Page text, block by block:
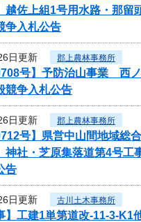
佐上組1号用水路・那留
争入札公告
日更新 郡上農林事務所
号】予防治山事業 西
競争入札公告
日更新 郡上農林事務所
号】県営中山間地域
社・芝原集落道第4号工
告
日更新 古川土木事務所
】工建1単第道改-11-3-